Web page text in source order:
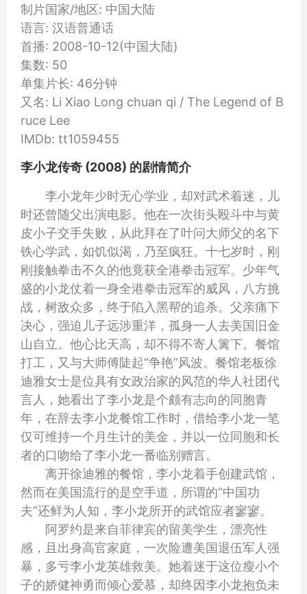
制片国家/地区: 中国大陆
语言: 汉语普通话
首播: 2008-10-12(中国大陆)
集数: 50
单集片长: 46分钟
又名: Li Xiao Long chuan qi / The Legend of B
ruce Lee
IMDb: tt1059455
李小龙传奇 (2008) 的剧情简介
李小龙年少时无心学业，却对武术着迷，儿
时还曾随父出演电影。他在一次街头殴斗中与黄
皮小子交手失败，从此拜在了叶问大师父的名下
铁心学武，如饥似渴，乃至疯狂。十七岁时，刚
刚接触拳击不久的他竟获全港拳击冠军。少年气
盛的小龙仗着一身全港拳击冠军的威风，八方挑
战，树敌众多，终于陷入黑帮的追杀。父亲痛下
决心，强迫儿子远涉重洋，孤身一人去美国旧金
山自立。他心比天高，却不得不寄人篱下。餐馆
打工，又与大师傅陡起“争艳”风波。餐馆老板徐
迪雅女士是位具有女政治家的风范的华人社团代
言人，她看出了李小龙是个颇有志向的同胞青
年，在辞去李小龙餐馆工作时，借给李小龙一笔
仅可维持一个月生计的美金，并以一位同胞和长
者的口吻给了李小龙一番临别赠言。
离开徐迪雅的餐馆，李小龙着手创建武馆，
然而在美国流行的是空手道，所谓的“中国功
夫”还鲜为人知，李小龙所开的武馆应者寥寥。
阿罗约是来自菲律宾的留美学生，漂亮性
感，且出身高官家庭，一次险遭美国退伍军人强
暴，多亏李小龙英雄救美。她着迷于这位瘦小个
子的娇健神勇而倾心爱慕，却终因李小龙抱负未